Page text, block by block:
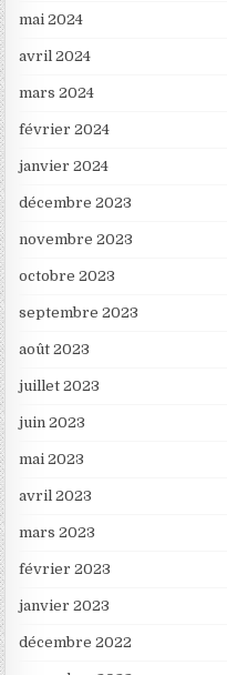
mai 2024
avril 2024
mars 2024
février 2024
janvier 2024
décembre 2023
novembre 2023
octobre 2023
septembre 2023
août 2023
juillet 2023
juin 2023
mai 2023
avril 2023
mars 2023
février 2023
janvier 2023
décembre 2022